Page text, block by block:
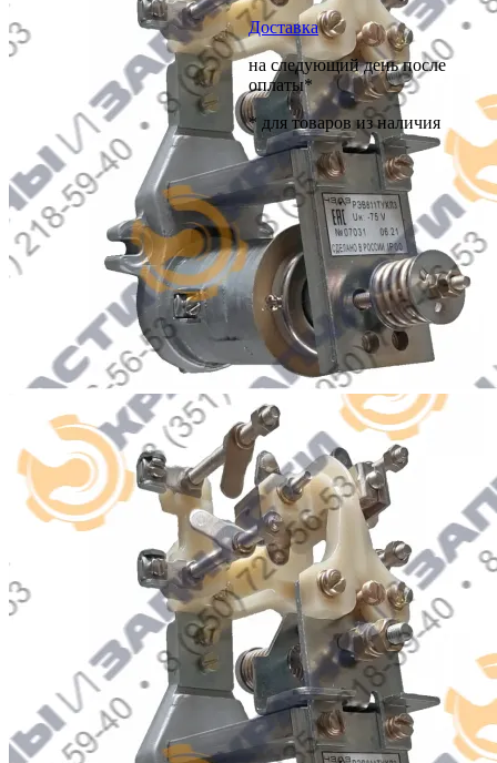
Доставка
на следующий день после
оплаты*
* для товаров из наличия